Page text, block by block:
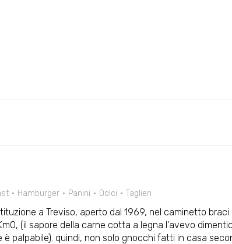
Hamburger Panini Dolci Taglieri
a Treviso, aperto dal 1969, nel caminetto braci
(il sapore della carne cotta a legna l'avevo
palpabile). quindi, non solo gnocchi fatti in casa